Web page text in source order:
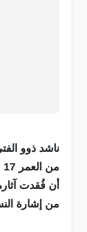
ناشد ذوو
أن فُقدت
من إشارة